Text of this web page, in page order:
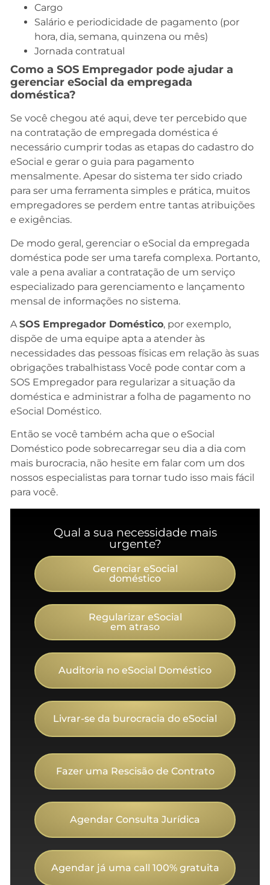
Cargo
Salário e periodicidade de pagamento (por
hora, dia, semana, quinzena ou mês)
Jornada contratual
Como a SOS Empregador pode ajudar a
gerenciar eSocial da empregada
doméstica?
Se você chegou até aqui, deve ter percebido que
na contratação de empregada doméstica é
necessário cumprir todas as etapas do cadastro do
eSocial e gerar o guia para pagamento
mensalmente. Apesar do sistema ter sido criado
para ser uma ferramenta simples e prática, muitos
empregadores se perdem entre tantas atribuições
e exigências.
De modo geral, gerenciar o eSocial da empregada
doméstica pode ser uma tarefa complexa. Portanto,
vale a pena avaliar a contratação de um serviço
especializado para gerenciamento e lançamento
mensal de informações no sistema.
ASOS Empregador Doméstico, por exemplo,
dispõe de uma equipe apta a atender às
necessidades das pessoas físicas em relação às suas
obrigações trabalhistass Você pode contar com a
SOS Empregador para regularizar a situação da
doméstica e administrar a folha de pagamento no
eSocial Doméstico.
Então se você também acha que o eSocial
Doméstico pode sobrecarregar seu dia a dia com
mais burocracia, não hesite em falar com um dos
nossos especialistas para tornar tudo isso mais fácil
para você.
Qual a sua necessidade mais
urgente?
Gerenciar eSocial
doméstico
Regularizar eSocial
em atraso
Auditoria no eSocial Doméstico
Livrar-se da burocracia do eSocial
Fazer uma Rescisão de Contrato
Agendar Consulta Jurídica
Agendar já uma call 100% gratuita